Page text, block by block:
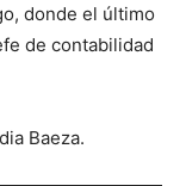
donde el último
de contabilidad
Baeza.